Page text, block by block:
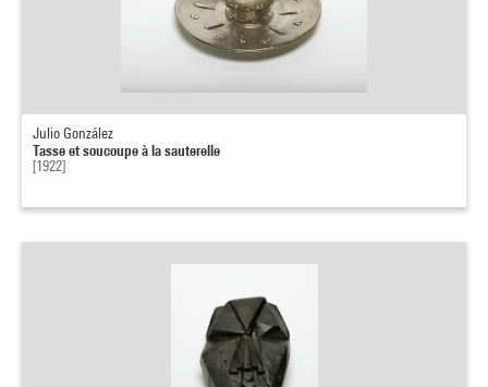
Julio González
Tasse et soucoupe à la sauterelle
[1922]